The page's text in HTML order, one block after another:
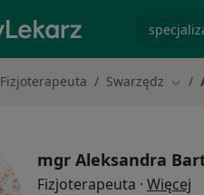
Fizjoterapeuta Swarzędz
mgr Aleksandra
Fizjoterapeuta · Więcej